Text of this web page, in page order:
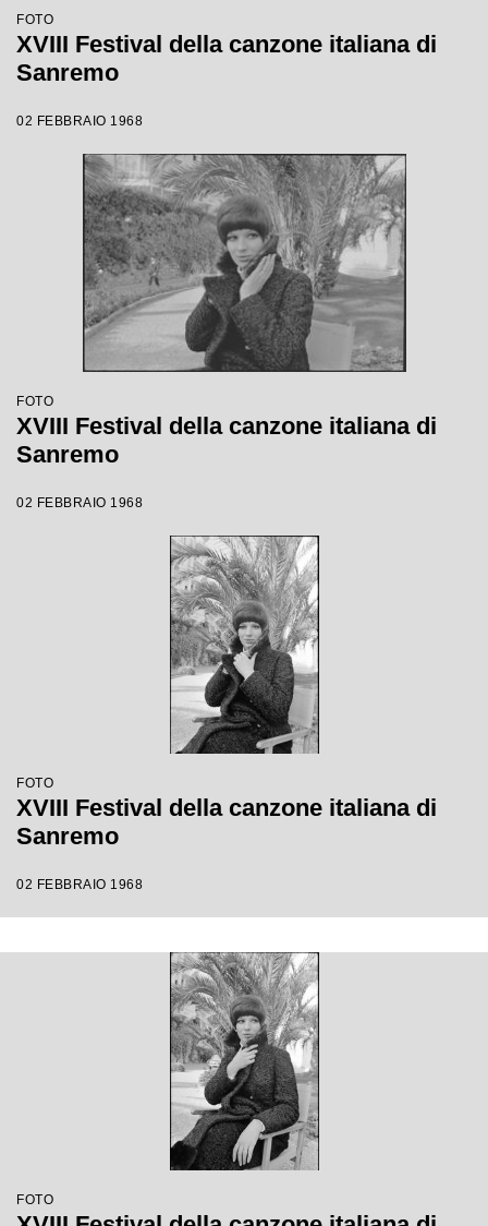
FOTO
XVIII Festival della canzone italiana di
Sanremo
02 FEBBRAIO 1968
FOTO
XVIII Festival della canzone italiana di
Sanremo
02 FEBBRAIO 1968
FOTO
XVIII Festival della canzone italiana di
Sanremo
02 FEBBRAIO 1968
FOTO